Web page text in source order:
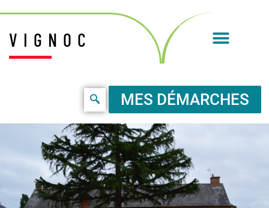
VIGNOC
MES DÉMARCHES